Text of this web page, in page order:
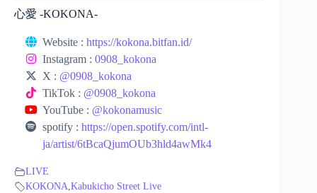
心愛 -KOKONA-
Website : https://kokona.bitfan.id/
Instagram : 0908_kokona
X : @0908_kokona
TikTok : @0908_kokona
YouTube : @kokonamusic
spotify : https://open.spotify.com/intl-
ja/artist/6tBcaQjumOUb3hld4awMk4
LIVE
KOKONA Kabukicho Street Live